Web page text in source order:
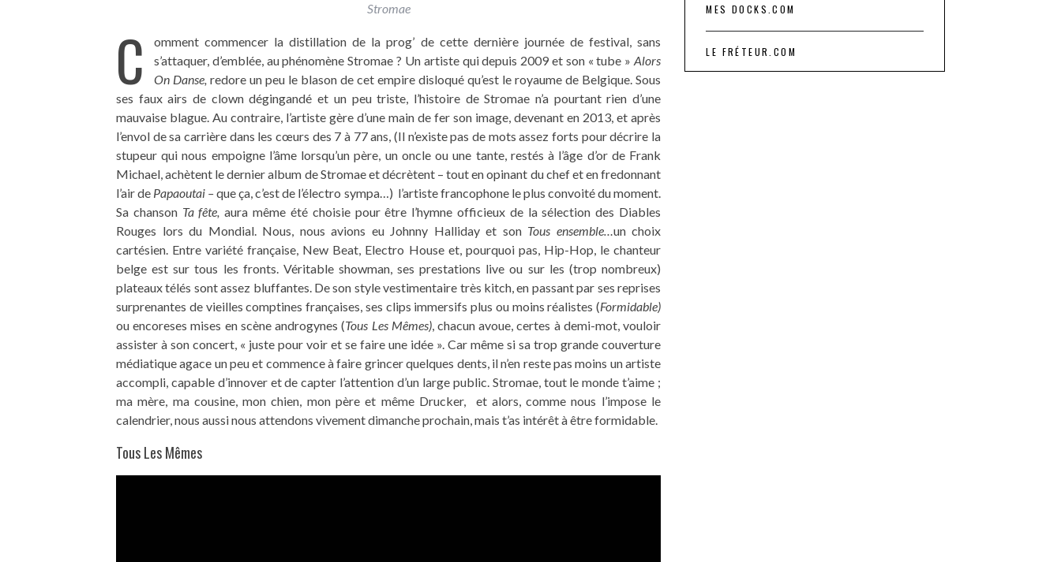
Stromae
C
omment commencer la distillation de la prog’ de cette dernière journée de festival, sans
s’attaquer, d’emblée, au phénomène Stromae ? Un artiste qui depuis 2009 et son « tube » Alors
On Danse, redore un peu le blason de cet empire disloqué qu’est le royaume de Belgique. Sous
ses faux airs de clown dégingandé et un peu triste, l’histoire de Stromae n’a pourtant rien d’une
mauvaise blague. Au contraire, l’artiste gère d’une main de fer son image, devenant en 2013, et après
l’envol de sa carrière dans les cœurs des 7 à 77 ans, (Il n’existe pas de mots assez forts pour décrire la
stupeur qui nous empoigne l’âme lorsqu’un père, un oncle ou une tante, restés à l’âge d’or de Frank
Michael, achètent le dernier album de Stromae et décrètent – tout en opinant du chef et en fredonnant
l’air de Papaoutai –que ça, c’est de l’électro sympa…) l’artiste francophone le plus convoité du moment.
Sa chanson Ta fête,aura même été choisie pour être l’hymne officieux de la sélection des Diables
Rouges lors du Mondial. Nous, nous avions eu Johnny Halliday et son Tous ensemble…un choix
cartésien. Entre variété française, New Beat, Electro House et, pourquoi pas, Hip-Hop, le chanteur
belge est sur tous les fronts. Véritable showman, ses prestations live ou sur les (trop nombreux)
plateaux télés sont assez bluffantes. De son style vestimentaire très kitch, en passant par ses reprises
surprenantes de vieilles comptines françaises, ses clips immersifs plus ou moins réalistes (Formidable)
ou encoreses mises en scène androgynes (Tous Les Mêmes), chacun avoue, certes à demi-mot, vouloir
assister à son concert, « juste pour voir et se faire une idée ». Car même si sa trop grande couverture
médiatique agace un peu et commence à faire grincer quelques dents, il n’en reste pas moins un artiste
accompli, capable d’innover et de capter l’attention d’un large public. Stromae, tout le monde t’aime ;
ma mère, ma cousine, mon chien, mon père et même Drucker, et alors, comme nous l’impose le
calendrier, nous aussi nous attendons vivement dimanche prochain, mais t’as intérêt à être formidable.
Tous Les Mêmes
MES DOCKS.COM
LE FRÉTEUR.COM